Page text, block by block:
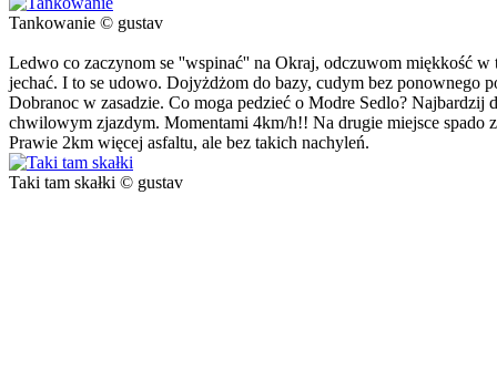
Tankowanie © gustav
Ledwo co zaczynom se ''wspinać'' na Okraj, odczuwom miękkość
jechać. I to se udowo. Dojyżdżom do bazy, cudym bez ponownego
Dobranoc w zasadzie. Co moga pedzieć o Modre Sedlo?
chwilowym zjazdym. Momentami 4km/h!! Na drugie miejsce spado
Prawie 2km więcej asfaltu, ale bez takich nachyleń.
Taki tam skałki © gustav